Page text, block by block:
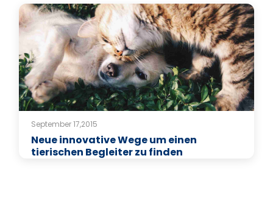
September 17,2015
Neue innovative Wege um einen
tierischen Begleiter zu finden